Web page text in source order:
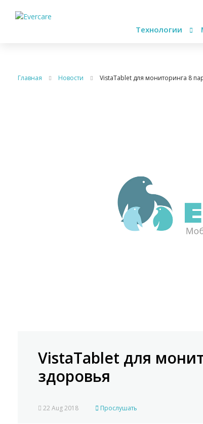
Технологии
Главная Новости VistaTablet для мониторинга 8
VistaTablet для
здоровья
22 Aug 2018 Прослушать